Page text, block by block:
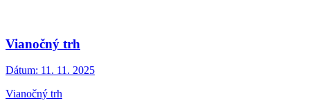
Vianočný trh
Dátum: 11. 11. 2025
Vianočný trh